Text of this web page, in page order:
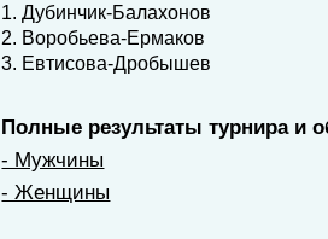
1. Дубинчик-Балахонов
2. Воробьева-Ермаков
3. Евтисова-Дробышев
Полные результаты турнира и
- Мужчины
- Женщины